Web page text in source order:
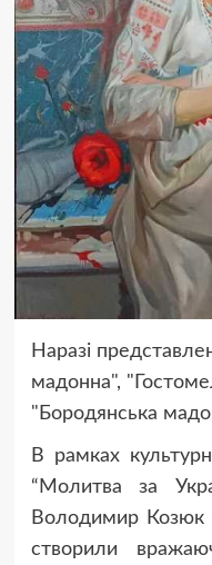
Наразі
мадонна",
"Бородянська
В рамках
“Молитва за
Володимир Козюк
створили